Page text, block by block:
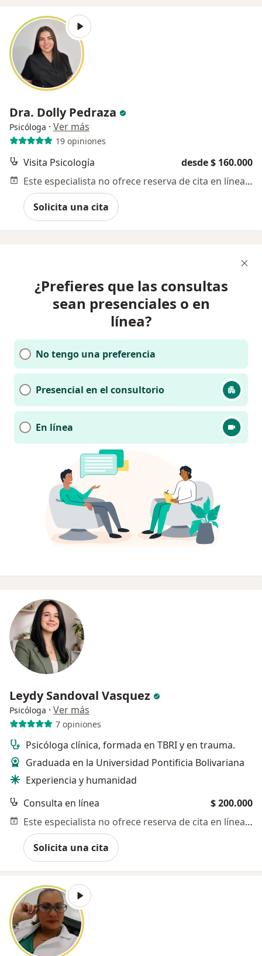
Dra. Dolly Pedraza
Psicóloga · Ver más
19 opiniones
Visita Psicología
desde $ 160.000
Este especialista no ofrece reserva de cita en línea en esta dirección.
Solicita una cita
¿Prefieres que las consultas
sean presenciales o en
línea?
No tengo una preferencia
Presencial en el consultorio
En línea
Leydy Sandoval Vasquez
Psicóloga · Ver más
7 opiniones
Psicóloga clínica, formada en TBRI y en trauma.
Graduada en la Universidad Pontificia Bolivariana
Experiencia y humanidad
Consulta en línea
$ 200.000
Este especialista no ofrece reserva de cita en línea en esta dirección.
Solicita una cita